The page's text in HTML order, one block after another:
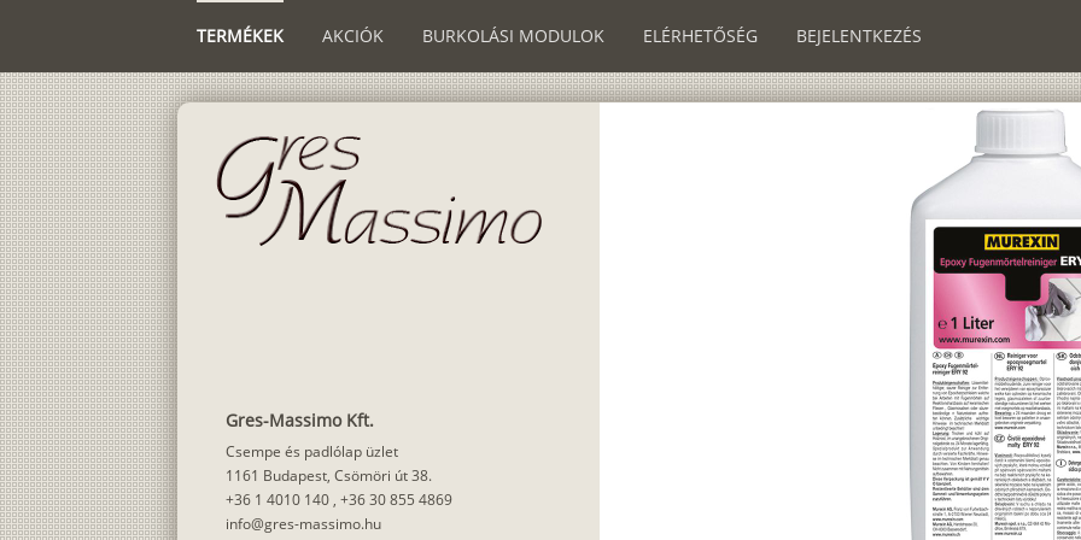
TERMÉKEK AKCIÓK BURKOLÁSI MODULOK ELÉRHETŐSÉG BEJELENTKEZÉS
Gres-Massimo Kft.
Csempe és padlólap üzlet
1161 Budapest, Csömöri út 38.
+36 1 4010 140 , +36 30 855 4869
info@gres-massimo.hu